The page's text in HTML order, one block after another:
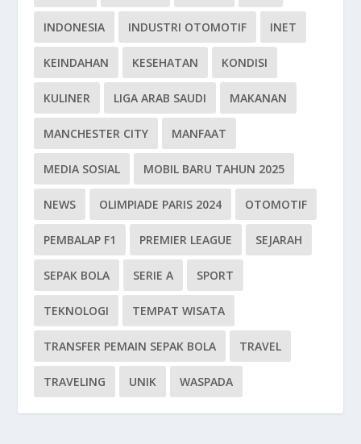
INDONESIA INDUSTRI OTOMOTIF INET
KEINDAHAN KESEHATAN KONDISI
KULINER LIGA ARAB SAUDI MAKANAN
MANCHESTER CITY MANFAAT
MEDIA SOSIAL MOBIL BARU TAHUN 2025
NEWS OLIMPIADE PARIS 2024 OTOMOTIF
PEMBALAP F1 PREMIER LEAGUE SEJARAH
SEPAK BOLA SERIE A SPORT
TEKNOLOGI TEMPAT WISATA
TRANSFER PEMAIN SEPAK BOLA TRAVEL
TRAVELING UNIK WASPADA